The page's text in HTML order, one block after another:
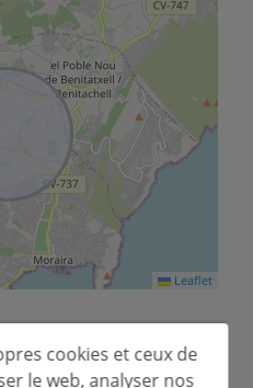
Leaflet
cookies et ceux de
le web, analyser nos